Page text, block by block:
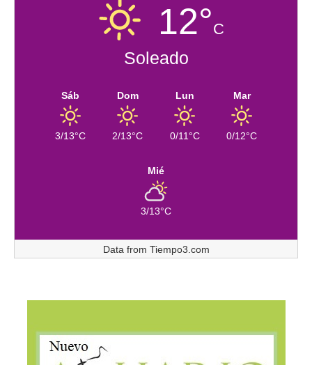
12°C
Soleado
Sáb
3/13°C
Dom
2/13°C
Lun
0/11°C
Mar
0/12°C
Mié
3/13°C
Data from Tiempo3.com